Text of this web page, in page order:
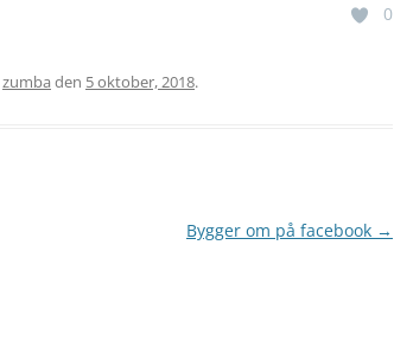
0
zumba den 5 oktober, 2018.
Bygger om på facebook →